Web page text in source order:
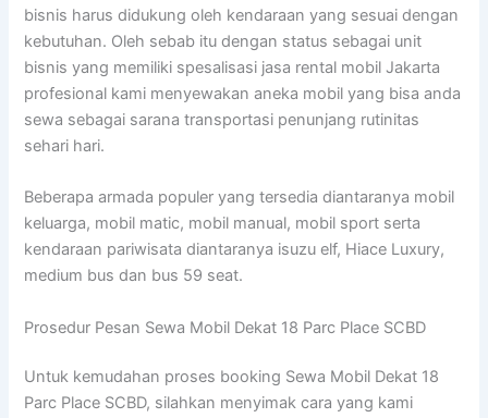
bisnis harus didukung oleh kendaraan yang sesuai dengan
kebutuhan. Oleh sebab itu dengan status sebagai unit
bisnis yang memiliki spesalisasi jasa rental mobil Jakarta
profesional kami menyewakan aneka mobil yang bisa anda
sewa sebagai sarana transportasi penunjang rutinitas
sehari hari.
Beberapa armada populer yang tersedia diantaranya mobil
keluarga, mobil matic, mobil manual, mobil sport serta
kendaraan pariwisata diantaranya isuzu elf, Hiace Luxury,
medium bus dan bus 59 seat.
Prosedur Pesan Sewa Mobil Dekat 18 Parc Place SCBD
Untuk kemudahan proses booking Sewa Mobil Dekat 18
Parc Place SCBD, silahkan menyimak cara yang kami